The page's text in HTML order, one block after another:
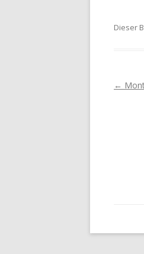
Dieser
Post
←